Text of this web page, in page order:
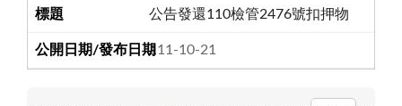
公告發還110檢管2476號扣押物
111-10-21